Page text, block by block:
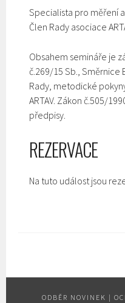
Specialista pro měření
Člen Rady asociace
Obsahem semináře je
č.269/15 Sb., Směrnice
Rady, metodické
ARTAV. Zákon č.505/
předpisy.
REZERVACE
Na tuto událost jsou
ODBĚR NOVINEK |